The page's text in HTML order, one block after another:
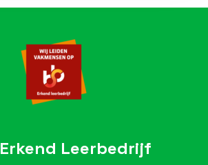
Erkend Leerbedrijf